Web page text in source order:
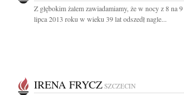
Z głębokim żalem zawiadamiamy, że w nocy z 8 na 9
lipca 2013 roku w wieku 39 lat odszedł nagle...
IRENA FRYCZ SZCZECIN